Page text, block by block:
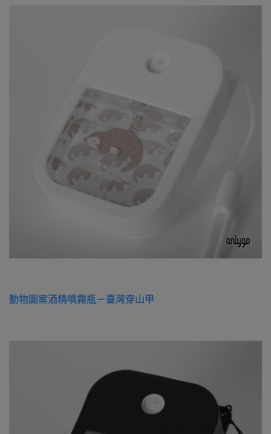
動物圖案酒精噴霧瓶－臺灣穿山甲